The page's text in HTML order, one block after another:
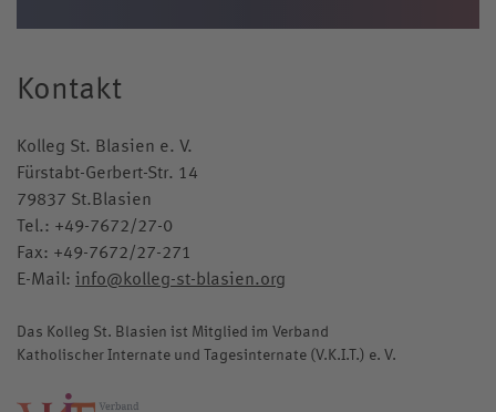
Kontakt
Kolleg St. Blasien e. V.
Fürstabt-Gerbert-Str. 14
79837 St.Blasien
Tel.: +49-7672/27-0
Fax: +49-7672/27-271
E-Mail: info@kolleg-st-blasien.org
Das Kolleg St. Blasien ist Mitglied im Verband
Katholischer Internate und Tagesinternate (V.K.I.T.) e. V.